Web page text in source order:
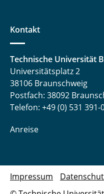
Kontakt
Technische Universität
Universitätsplatz 2
38106 Braunschweig
Postfach: 38092
Telefon: +49 (0) 531 391-
Anreise
Impressum